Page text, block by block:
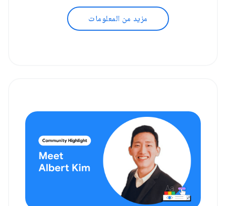
مزيد من المعلومات